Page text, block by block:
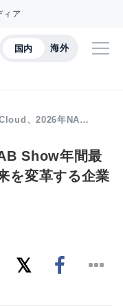
ィア
国内 海外
、2026年NA…
Show年間最
を変革する企業